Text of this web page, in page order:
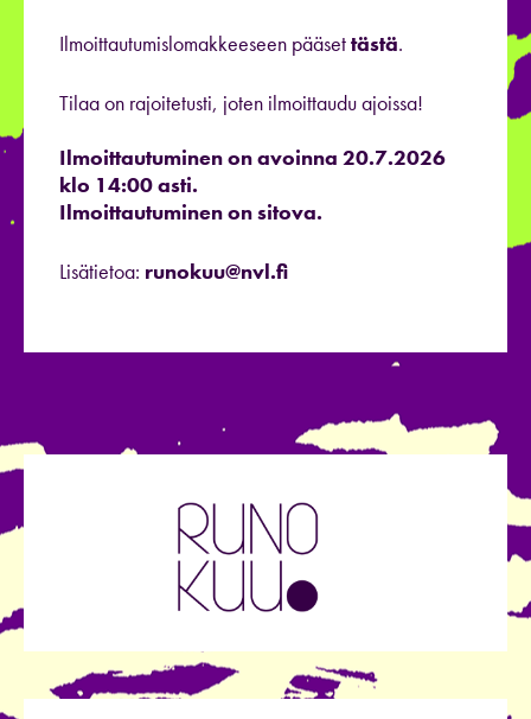
Ilmoittautumislomakkeeseen pääsettästä.
Tilaa on rajoitetusti, joten ilmoittaudu ajoissa!
Ilmoittautuminen on avoinna 20.7.2026
klo 14:00 asti.
Ilmoittautuminen on sitova.
Lisätietoa: runokuu@nvl.fi